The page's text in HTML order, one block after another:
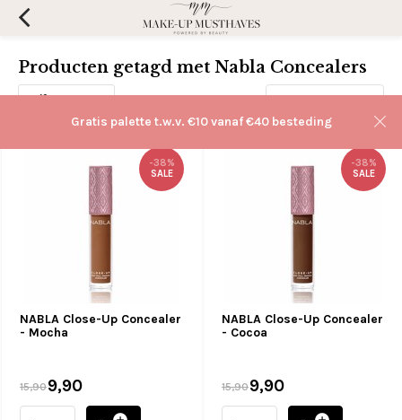
Gratis palette t.w.v. €10 vanaf €40 besteding
Producten getagd met Nabla Concealers
Filters
NABLA Close-Up Concealer
- Mocha
-38%
SALE
15,909,90
NABLA Close-Up Concealer
- Cocoa
-38%
SALE
15,909,90